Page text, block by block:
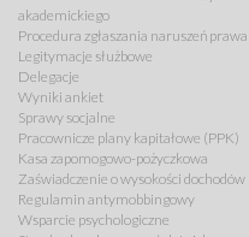
akademickiego
Procedura zgłaszania naruszeń prawa
Legitymacje służbowe
Delegacje
Wyniki ankiet
Sprawy socjalne
Pracownicze plany kapitałowe (PPK)
Kasa zapomogowo-pożyczkowa
Zaświadczenie o wysokości dochodów
Regulamin antymobbingowy
Wsparcie psychologiczne